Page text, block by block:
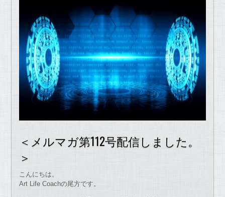
＜メルマガ第112号配信しました。
＞
こんにちは。
Art Life Coachの尾方です。